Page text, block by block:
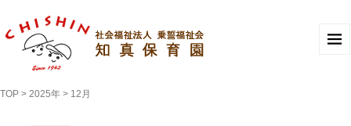
TOP > 2025年 > 12月